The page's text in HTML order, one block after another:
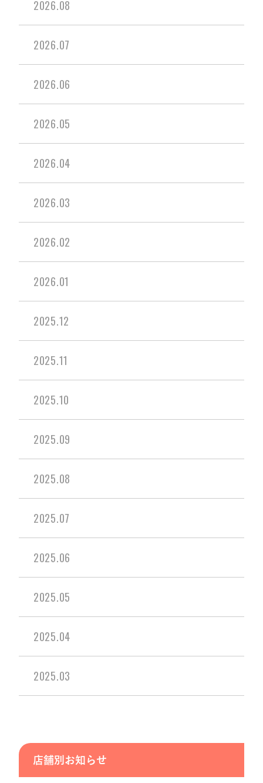
2026.08
2026.07
2026.06
2026.05
2026.04
2026.03
2026.02
2026.01
2025.12
2025.11
2025.10
2025.09
2025.08
2025.07
2025.06
2025.05
2025.04
2025.03
店舗別お知らせ